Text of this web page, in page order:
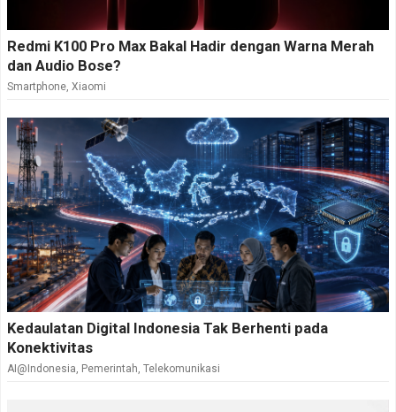
Redmi K100 Pro Max Bakal Hadir dengan Warna Merah
dan Audio Bose?
Smartphone Xiaomi
Kedaulatan Digital Indonesia Tak Berhenti pada
Konektivitas
AI@Indonesia Pemerintah Telekomunikasi